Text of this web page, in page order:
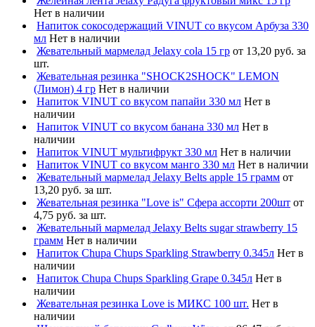
Нет в наличии
Напиток сокосодержащий VINUT со вкусом Арбуза 330
мл Нет в наличии
Жевательный мармелад Jelaxy cola 15 гр от 13,20 руб. за
шт.
Жевательная резинка "SHOCK2SHOCK" LEMON
(Лимон) 4 гр Нет в наличии
Напиток VINUT со вкусом папайи 330 мл Нет в
наличии
Напиток VINUT со вкусом банана 330 мл Нет в
наличии
Напиток VINUT мультифрукт 330 мл Нет в наличии
Напиток VINUT со вкусом манго 330 мл Нет в наличии
Жевательный мармелад Jelaxy Belts apple 15 грамм от
13,20 руб. за шт.
Жевательная резинка "Love is" Сфера ассорти 200шт от
4,75 руб. за шт.
Жевательный мармелад Jelaxy Belts sugar strawberry 15
грамм Нет в наличии
Напиток Chupa Chups Sparkling Strawberry 0.345л Нет в
наличии
Напиток Chupa Chups Sparkling Grape 0.345л Нет в
наличии
Жевательная резинка Love is МИКС 100 шт. Нет в
наличии